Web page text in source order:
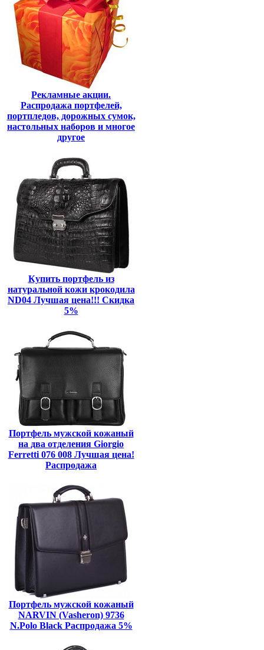
Рекламные акции.
Распродажа портфелей,
портпледов, дорожных сумок,
настольных наборов и многое
другое
Купить портфель из
натуральной кожи крокодила
ND04 Лучшая цена!!! Скидка
5%
Портфель мужской кожаный
на два отделения Giorgio
Ferretti 076 008 Лучшая цена!
Распродажа
Портфель мужской кожаный
NARVIN (Vasheron) 9736
N.Polo Black Распродажа 5%